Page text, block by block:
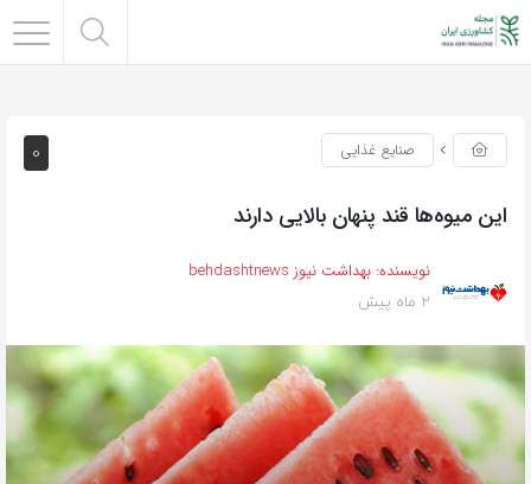
0 صنایع غذایی
این میوه‌ها قند پنهان بالایی دارند
نویسنده: بهداشت نیوز behdashtnews
2 ماه پیش